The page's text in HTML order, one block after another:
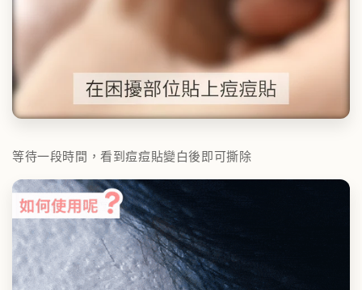
等待一段時間，看到痘痘貼變白後即可撕除